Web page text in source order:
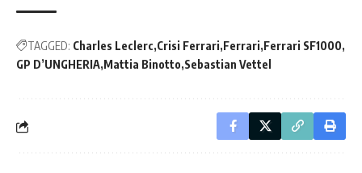
TAGGED: Charles Leclerc Crisi Ferrari Ferrari Ferrari SF1000
GP D’UNGHERIA Mattia Binotto Sebastian Vettel